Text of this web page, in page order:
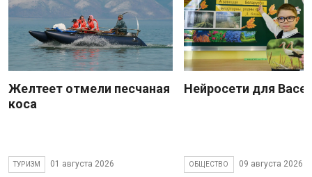
Желтеет отмели песчаная
коса
ТУРИЗМ 01 августа 2026
Нейросети для
ОБЩЕСТВО 09 августа 2026